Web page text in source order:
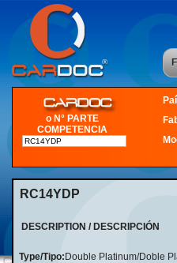
o N° PARTE
COMPETENCIA
RC14YDP
DESCRIPTION / DESCRIPCIÓN
Type/Tipo: Double Platinum/Doble